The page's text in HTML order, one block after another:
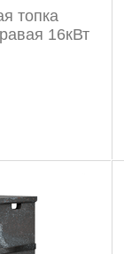
топка
16кВт